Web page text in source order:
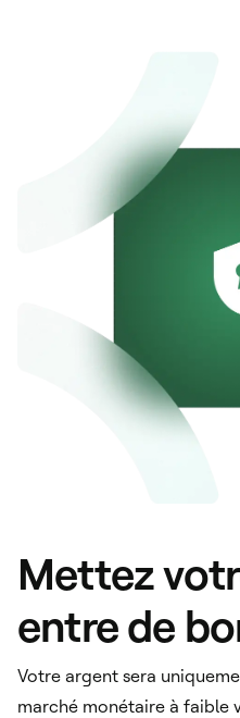
Mettez
entre de
Votre argent sera
marché monétaire à faible